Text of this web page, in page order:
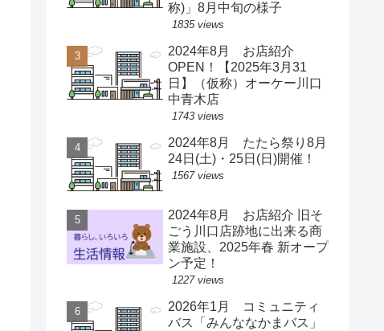
称)」8月中旬の様子
1835 views
2024年8月 お店紹介
OPEN！【2025年3月31
日】（仮称）オーケー川口
中青木店
1743 views
2024年8月 たたら祭り8月
24日(土)・25日(日)開催！
1567 views
2024年8月 お店紹介 旧そ
ごう川口店跡地に出来る商
業施設、2025年春 新オープ
ン予定！
1227 views
2026年1月 コミュニティ
バス「みんななかまバス」